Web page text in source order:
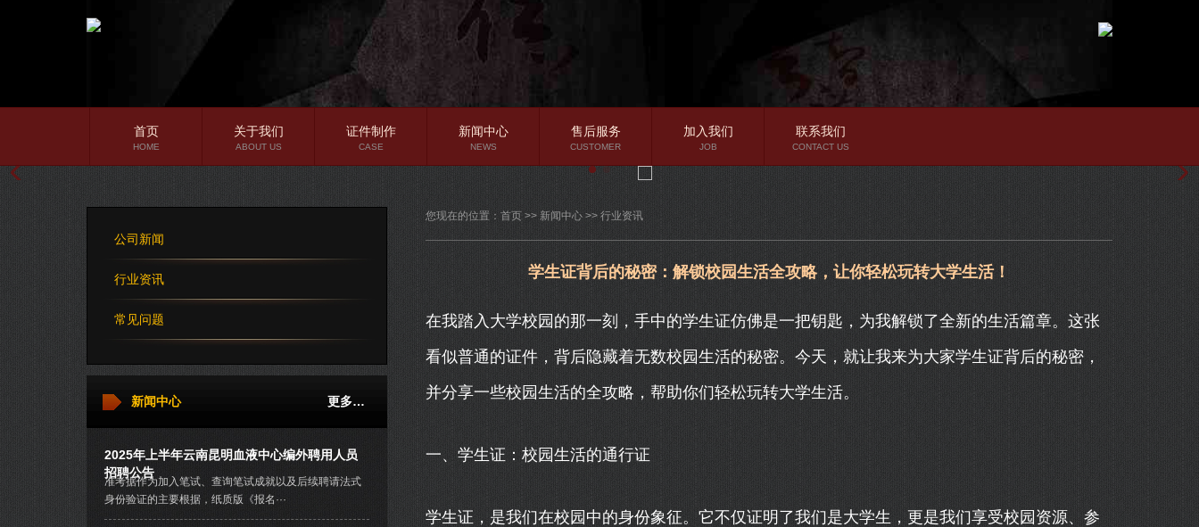
行业资讯
常见问题
首页
HOME
关于我们
ABOUT US
证件制作
CASE
新闻中心
NEWS
售后服务
CUSTOMER
加入我们
JOB
联系我们
CONTACT US
公司新闻
行业资讯
常见问题
更多…
新闻中心
2025年上半年云南昆明血液中心编外聘用人员
招聘公告
准考据作为加入笔试、查询笔试成就以及后续聘请法式
身份验证的主要根据，纸质版《报名···
您现在的位置： 首页 >> 新闻中心 >> 行业资讯
学生证背后的秘密：解锁校园生活全攻略，让你轻松玩转大学生活！
在我踏入大学校园的那一刻，手中的学生证仿佛是一把钥匙，为我解锁了全新的生活篇章。这张
看似普通的证件，背后隐藏着无数校园生活的秘密。今天，就让我来为大家学生证背后的秘密，
并分享一些校园生活的全攻略，帮助你们轻松玩转大学生活。
一、学生证：校园生活的通行证
学生证，是我们在校园中的身份象征。它不仅证明了我们是大学生，更是我们享受校园资源、参